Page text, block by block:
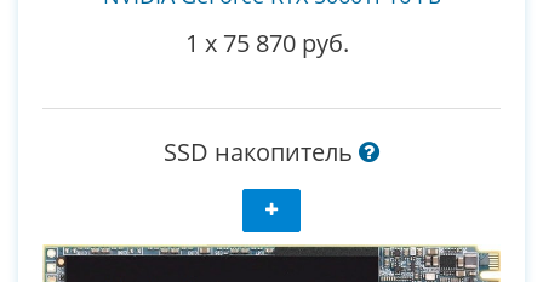
1 x 75 870 руб.
SSD накопитель